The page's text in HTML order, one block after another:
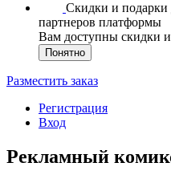
Скидки и подарки
партнеров платформы
Вам доступны скидки
Понятно
Разместить заказ
Регистрация
Вход
Рекламный